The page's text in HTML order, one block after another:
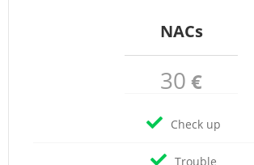
NACs
30 €
Check up
Trouble